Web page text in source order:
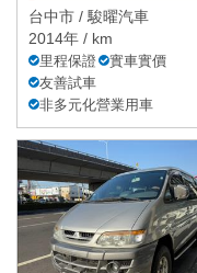
台中市 / 駿曜汽車
2014年 / km
里程保證
實車實價
友善試車
非多元化營業用車